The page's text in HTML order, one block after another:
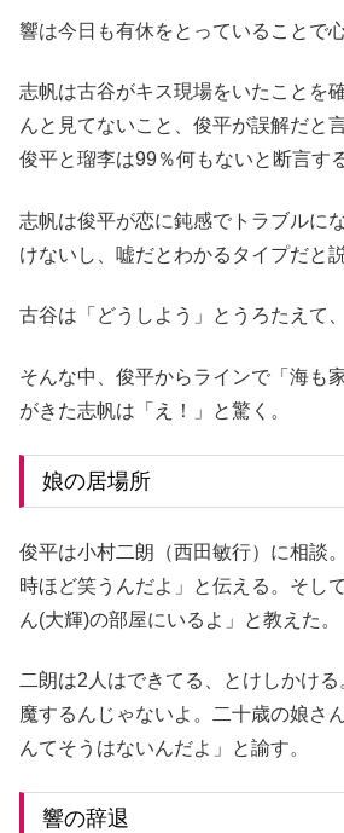
響は今日も有休をとっていることで
志帆は古谷がキス現場をいたことを
んと見てないこと、俊平が誤解だと
俊平と瑠李は99％何もないと断言する
志帆は俊平が恋に鈍感でトラブルに
けないし、嘘だとわかるタイプだと
古谷は「どうしよう」とうろたえて
そんな中、俊平からラインで「海も
がきた志帆は「え！」と驚く。
娘の居場所
俊平は小村二朗（西田敏行）に相談
時ほど笑うんだよ」と伝える。そし
ん(大輝)の部屋にいるよ」と教えた。
二朗は2人はできてる、とけしかけ
魔するんじゃないよ。二十歳の娘さ
んてそうはないんだよ」と諭す。
響の辞退